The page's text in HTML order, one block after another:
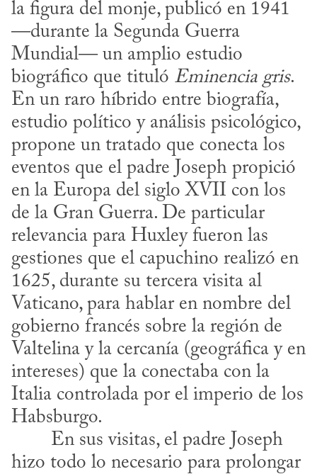
la figura del monje, publicó en 1941
—durante la Segunda Guerra
Mundial— un amplio estudio
biográfico que tituló Eminencia gris.
En un raro híbrido entre biografía,
estudio político y análisis psicológico,
propone un tratado que conecta los
eventos que el padre Joseph propició
en la Europa del siglo XVII con los
de la Gran Guerra. De particular
relevancia para Huxley fueron las
gestiones que el capuchino realizó en
1625, durante su tercera visita al
Vaticano, para hablar en nombre del
gobierno francés sobre la región de
Valtelina y la cercanía (geográfica y en
intereses) que la conectaba con la
Italia controlada por el imperio de los
Habsburgo.
hizo todo lo necesario para prolongar